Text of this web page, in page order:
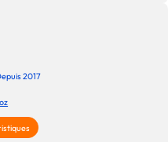
2017